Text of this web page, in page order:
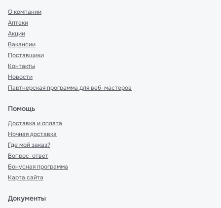
О компании
Аптеки
Акции
Вакансии
Поставщики
Контакты
Новости
Партнерская программа для веб-мастеров
Помощь
Доставка и оплата
Ночная доставка
Где мой заказ?
Вопрос-ответ
Бонусная программа
Карта сайта
Документы